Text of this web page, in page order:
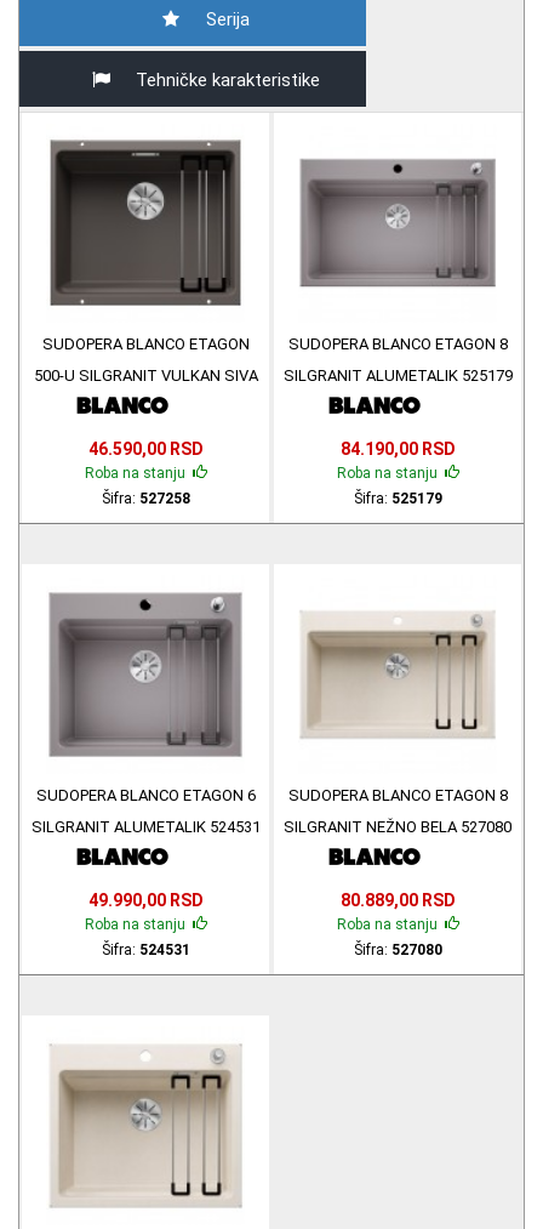
Serija
Tehničke karakteristike
SUDOPERA BLANCO ETAGON
500-U SILGRANIT VULKAN SIVA
527258
46.590,00 RSD
Roba na stanju
Šifra: 527258
SUDOPERA BLANCO ETAGON 8
SILGRANIT ALUMETALIK 525179
84.190,00 RSD
Roba na stanju
Šifra: 525179
SUDOPERA BLANCO ETAGON 6
SILGRANIT ALUMETALIK 524531
49.990,00 RSD
Roba na stanju
Šifra: 524531
SUDOPERA BLANCO ETAGON 8
SILGRANIT NEŽNO BELA 527080
80.889,00 RSD
Roba na stanju
Šifra: 527080